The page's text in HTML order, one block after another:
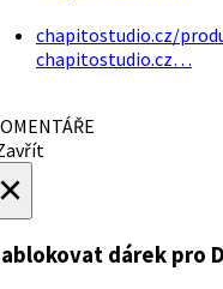
chapitostudio.cz/
chapitostudio.cz…
dárek pro